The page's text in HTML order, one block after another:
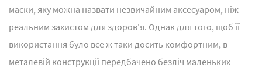
маски, яку можна назвати незвичайним аксесуаром, ніж
реальним захистом для здоров'я. Однак для того, щоб її
використання було все ж таки досить комфортним, в
металевій конструкції передбачено безліч маленьких